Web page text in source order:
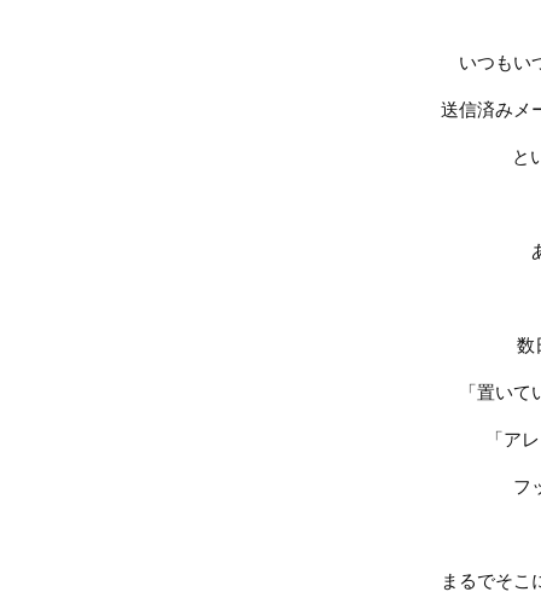
いつもい
送信済みメ
と
数
「置い
「ア
フ
まるでそこ